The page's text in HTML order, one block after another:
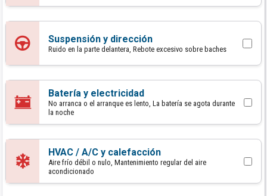
Suspensión y dirección
Ruido en la parte delantera, Rebote excesivo sobre baches
Batería y electricidad
No arranca o el arranque es lento, La batería se agota durante
la noche
HVAC / A/C y calefacción
Aire frío débil o nulo, Mantenimiento regular del aire
acondicionado